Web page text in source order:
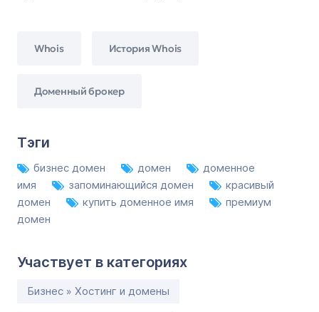
Whois История Whois
Доменный брокер
Тэги
бизнес домен домен
доменное
имя
запоминающийся домен
красивый
домен
купить доменное имя
премиум
домен
Участвует в категориях
Бизнес » Хостинг и домены